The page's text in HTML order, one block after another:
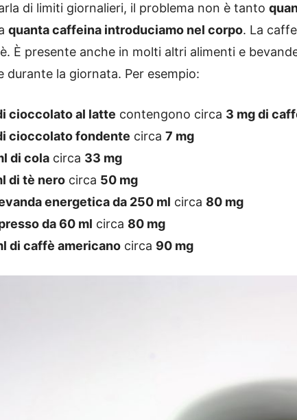
di limiti giornalieri, il problema non è tanto
quanta caffeina introduciamo nel corpo. La
È presente anche in molti altri alimenti e
durante la giornata. Per esempio:
cioccolato al latte contengono circa 3 mg di
cioccolato fondente circa 7 mg
di cola circa 33 mg
di tè nero circa 50 mg
energetica da 250 ml circa 80 mg
da 60 ml circa 80 mg
di caffè americano circa 90 mg